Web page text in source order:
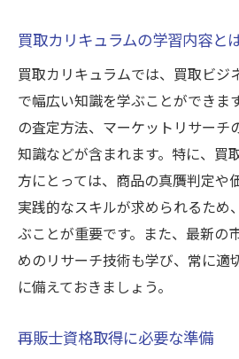
買取再販士に必要なスキ
専門書アカデミーで買取ビ
専門書アカデミーの特
アカデミーで学ぶ買取
専門書アカデミーの信
買取ビジネスに役立つ
専門書アカデミーで得
アカデミーでの学びを
買取再販士としてのキャリ
再販士としてのスター
買取カリキュラムの学習内容と
買取カリキュラムでは、買取ビジ
で幅広い知識を学ぶことができま
の査定方法、マーケットリサーチ
知識などが含まれます。特に、買
方にとっては、商品の真贋判定や
実践的なスキルが求められるため
ぶことが重要です。また、最新の
めのリサーチ技術も学び、常に適
に備えておきましょう。
再販士資格取得に必要な準備